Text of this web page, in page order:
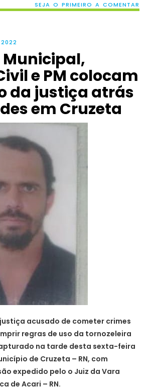
SEJA O PRIMEIRO A COMENTAR
e PM colocam
da justiça atrás
em Cruzeta
acusado de cometer crimes
regras de uso da tornozeleira
na tarde desta sexta-feira
de Cruzeta – RN, com
expedido pelo o Juiz da Vara
de Acari – RN.